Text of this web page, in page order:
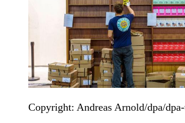
Copyright: Andreas Arnold/dpa/